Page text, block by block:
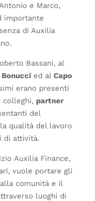
e Marco,
importante
di Auxilia
Bassani, al
ed al Capo
erano presenti
colleghi, partner
del
qualità del lavoro
di attività.
Auxilia Finance,
vuole portare gli
comunità e il
luoghi di